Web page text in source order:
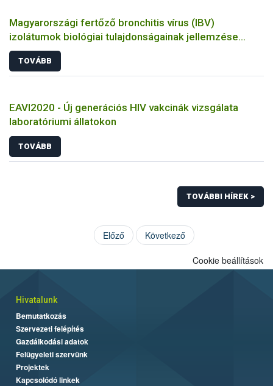
Magyarországi fertőző bronchitis vírus (IBV)
izolátumok biológiai tulajdonságainak jellemzése
állatkísérletes és molekuláris biológiai eszközökkel
TOVÁBB
EAVI2020 - Új generációs HIV vakcinák vizsgálata
laboratóriumi állatokon
TOVÁBB
TOVÁBBI HÍREK >
Előző Következő
Cookie beállítások
Hivatalunk
Bemutatkozás
Szervezeti felépítés
Gazdálkodási adatok
Felügyeleti szervünk
Projektek
Kapcsolódó linkek